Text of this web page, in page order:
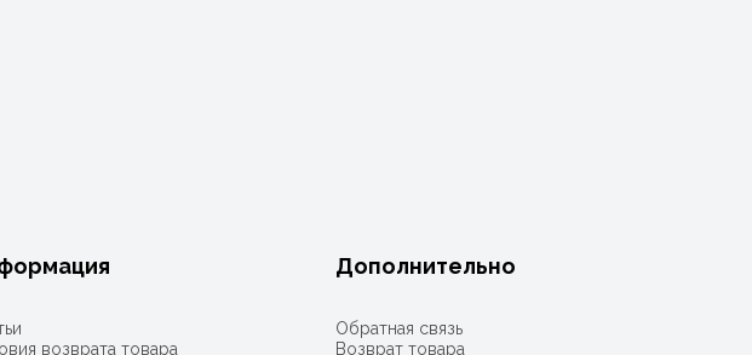
возврата товара
Дополнительно
Обратная связь
Возврат товара